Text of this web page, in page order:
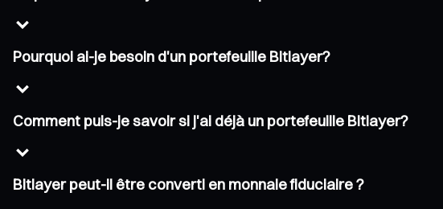
Pourquoi ai-je besoin d'un portefeuille Bitlayer?
Comment puis-je savoir si j'ai déjà un portefeuille Bitlayer?
Bitlayer peut-il être converti en monnaie fiduciaire ?